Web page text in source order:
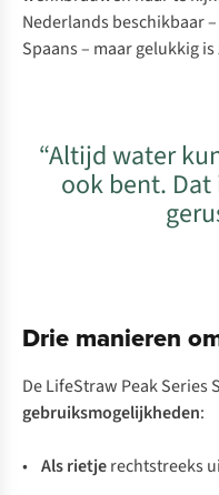
Nederlands beschikbaar
Spaans – maar gelukkig
“Altijd water
ook bent.
Drie manieren
De LifeStraw Peak Series
gebruiksmogelijkheden:
• Als rietjerechtstreeks